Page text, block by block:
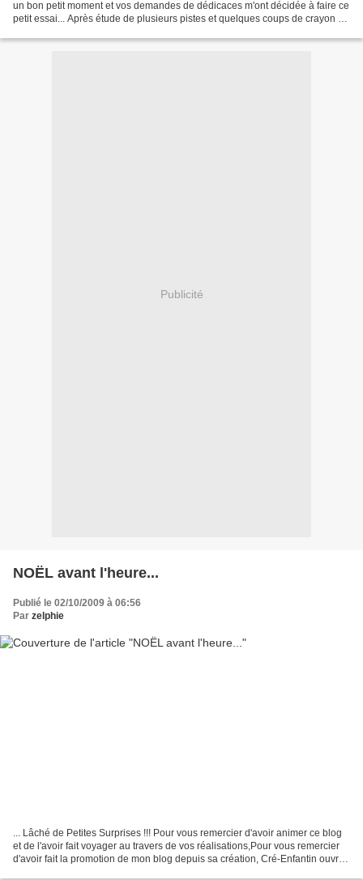
un bon petit moment et vos demandes de dédicaces m'ont décidée à faire ce
petit essai... Après étude de plusieurs pistes et quelques coups de crayon et
Publicité
NOËL avant l'heure...
Publié le 02/10/2009 à 06:56
Par zelphie
... Lâché de Petites Surprises !!! Pour vous remercier d'avoir animer ce blog
et de l'avoir fait voyager au travers de vos réalisations,Pour vous remercier
d'avoir fait la promotion de mon blog depuis sa création, Cré-Enfantin ouvre